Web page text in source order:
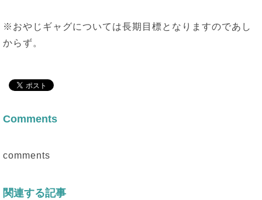
※おやじギャグについては長期目標となりますのであし
からず。
Comments
comments
関連する記事